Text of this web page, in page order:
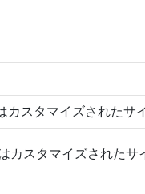
スタマイズされたサ
スタマイズされたサ